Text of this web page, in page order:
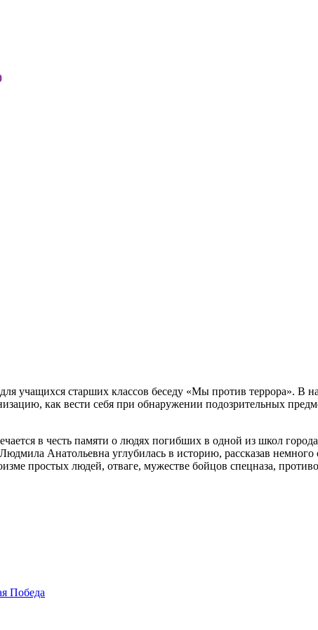
учащихся старших классов беседу «Мы против террора». В
как вести себя при обнаружении подозрительных
в честь памяти о людях погибших в одной из школ
Анатольевна углубилась в историю, рассказав
простых людей, отваге, мужестве бойцов спецназа,
Победа